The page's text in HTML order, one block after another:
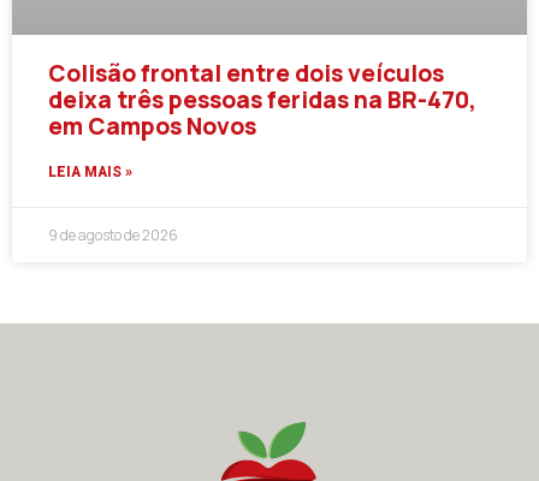
Colisão frontal entre dois veículos
deixa três pessoas feridas na BR-470,
em Campos Novos
LEIA MAIS »
9 de agosto de 2026